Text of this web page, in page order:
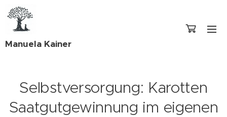
Manuela Kainer
Selbstversorgung: Karotten
Saatgutgewinnung im eigenen